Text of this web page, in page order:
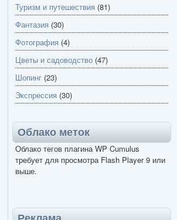
Туризм и путешествия (81)
Фантазия (30)
Фотография (4)
Цветы и садоводство (47)
Шопинг (23)
Экспрессия (30)
Облако меток
Облако тегов плагина WP Cumulus
требует для просмотра Flash Player 9 или
выше.